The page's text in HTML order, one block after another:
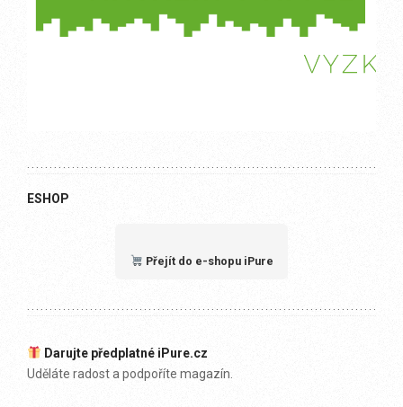
ESHOP
Přejít do e-shopu iPure
Darujte předplatné iPure.cz
Uděláte radost a podpoříte magazín.